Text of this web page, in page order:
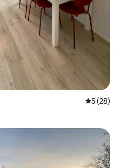
5 de uma
5 (28)